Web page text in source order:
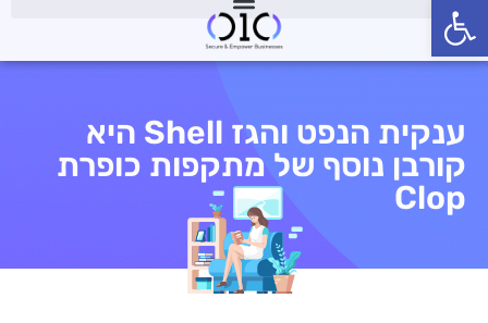
פתח סרגל נגישות
ענקית הנפט והגז Shell היא
קורבן נוסף של מתקפות כופרת
Clop